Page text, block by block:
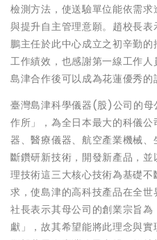
檢測方法，使送驗單位能依需
與提升自主管理意願。趙校長
鵬主任於此中心成立之初辛勤
工作績效，也感謝第一線工作
島津合作後可以成為花蓮優秀的
臺灣島津科學儀器(股)公司的
作所」，為全日本最大的科儀
器、醫療儀器、航空產業機械
斷鑽研新技術，開發新產品，
理技術這三大核心技術為基礎
求，使島津的高科技產品在全
社長表示其母公司的創業宗旨
獻」，故其希望能將此理念與